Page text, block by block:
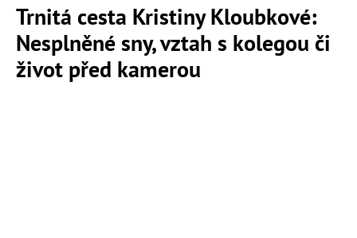
Trnitá cesta Kristiny Kloubkové:
Nesplněné sny, vztah s kolegou či
život před kamerou